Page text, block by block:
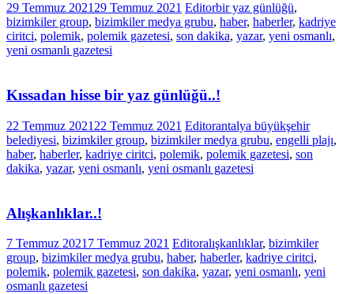
29 Temmuz 2021 29 Temmuz 2021 Editorbir yaz günlüğü,
bizimkiler group, bizimkiler medya grubu, haber, haberler, kadriye
ciritci, polemik, polemik gazetesi, son dakika, yazar, yeni osmanlı,
yeni osmanlı gazetesi
Kıssadan hisse bir yaz günlüğü..!
22 Temmuz 2021 22 Temmuz 2021 Editorantalya büyükşehir
belediyesi, bizimkiler group, bizimkiler medya grubu, engelli plajı,
haber, haberler, kadriye ciritci, polemik, polemik gazetesi, son
dakika, yazar, yeni osmanlı, yeni osmanlı gazetesi
Alışkanlıklar..!
7 Temmuz 2021 7 Temmuz 2021 Editoralışkanlıklar, bizimkiler
group, bizimkiler medya grubu, haber, haberler, kadriye ciritci,
polemik, polemik gazetesi, son dakika, yazar, yeni osmanlı, yeni
osmanlı gazetesi